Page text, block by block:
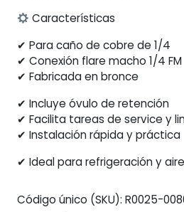
Características
✔ Para caño de cobre de 1/4
✔ Conexión flare macho 1/4 FM
✔ Fabricada en bronce
✔ Incluye óvulo de retención
✔ Facilita tareas de service y
✔ Instalación rápida y práctica
✔ Ideal para refrigeración y
Código único (SKU): R0025-